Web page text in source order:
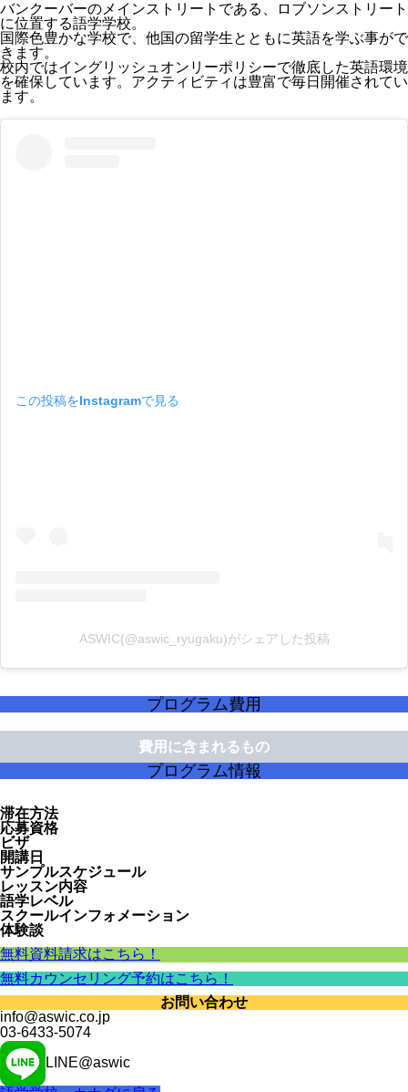
バンクーバーのメインストリートである、ロブソンストリート
に位置する語学学校。
国際色豊かな学校で、他国の留学生とともに英語を学ぶ事がで
きます。
校内ではイングリッシュオンリーポリシーで徹底した英語環境
を確保しています。アクティビティは豊富で毎日開催されてい
ます。
この投稿をInstagramで見る
ASWIC(@aswic_ryugaku)がシェアした投稿
プログラム費用
費用に含まれるもの
プログラム情報
滞在方法
応募資格
ビザ
開講日
サンプルスケジュール
レッスン内容
語学レベル
スクールインフォメーション
体験談
無料資料請求はこちら！
無料カウンセリング予約はこちら！
お問い合わせ
info@aswic.co.jp
03-6433-5074
LINE@aswic